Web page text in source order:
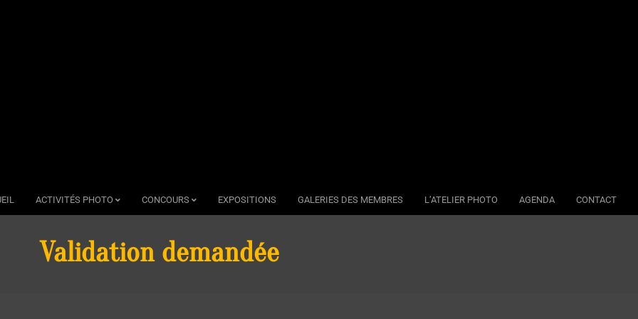
ACTIVITÉS PHOTO CONCOURS EXPOSITIONS GALERIES DES MEMBRES L’ATELIER PHOTO AGENDA CONTACT
Validation demandée